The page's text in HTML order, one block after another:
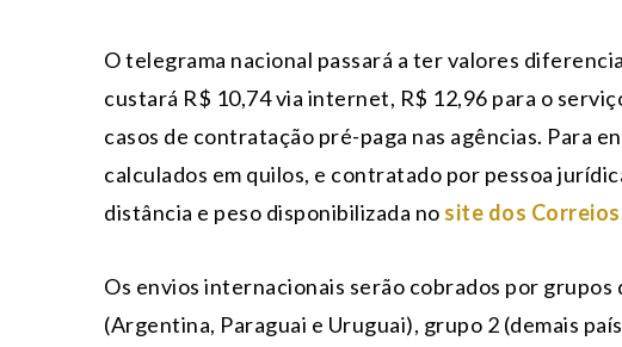
O telegrama nacional passará a ter valores
custará R$ 10,74 via internet, R$ 12,96 para o
casos de contratação pré-paga nas agências. Para
calculados em quilos, e contratado por pessoa
distância e peso disponibilizada no site dos Correios
Os envios internacionais serão cobrados por
(Argentina, Paraguai e Uruguai), grupo 2 (demais